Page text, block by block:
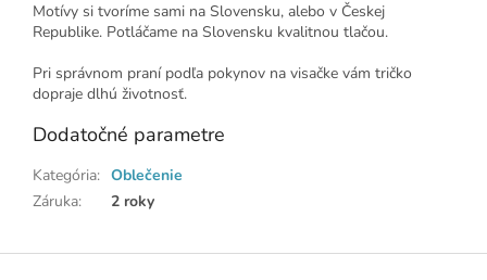
Motívy si tvoríme sami na Slovensku, alebo v Českej
Republike. Potláčame na Slovensku kvalitnou tlačou.
Pri správnom praní podľa pokynov na visačke vám tričko
dopraje dlhú životnosť.
Dodatočné parametre
Kategória: Oblečenie
Záruka: 2 roky
Z